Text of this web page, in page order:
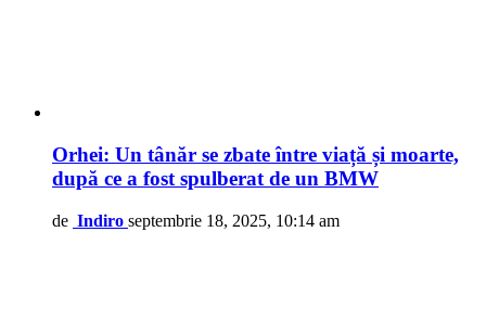
Orhei: Un tânăr se zbate între viață și moarte,
după ce a fost spulberat de un BMW
de Indiro septembrie 18, 2025, 10:14 am